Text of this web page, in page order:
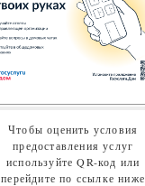
Чтобы оценить условия
предоставления услуг
используйте QR-код или
перейдите по ссылке ниже